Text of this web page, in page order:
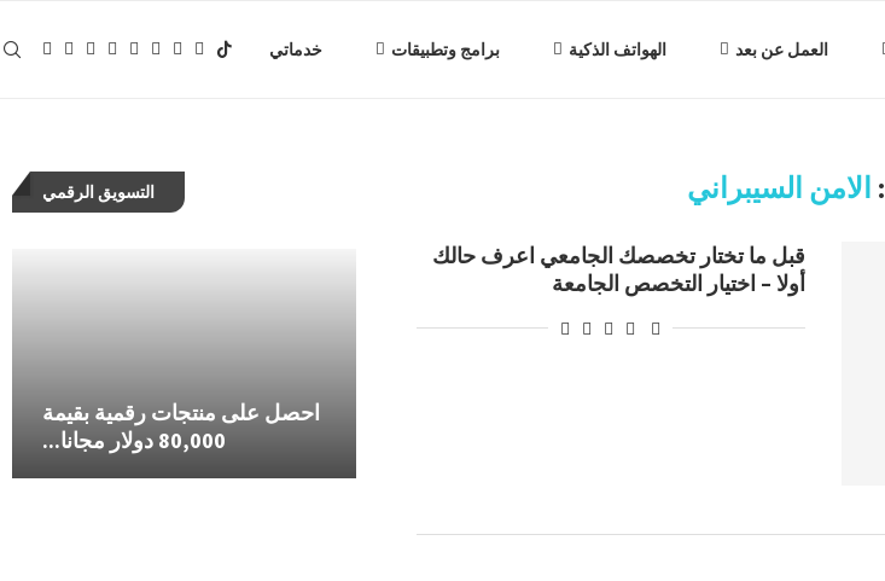
العمل عن بعد الهواتف الذكية برامج وتطبيقات خدماتي
الامن السيبراني
قبل ما تختار تخصصك الجامعي اعرف حالك
أولا – اختيار التخصص الجامعة
التسويق الرقمي
احصل على منتجات رقمية بقيمة
80,000 دولار مجانا...
طريقة اثبات هوية المعلن في
حل مشكلة اثبات
في